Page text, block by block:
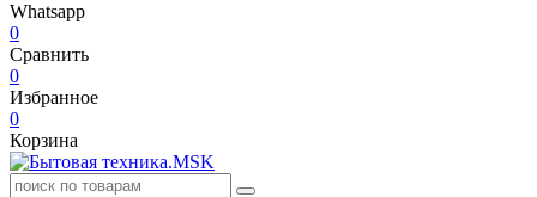
Whatsapp
0
Сравнить
0
Избранное
0
Корзина